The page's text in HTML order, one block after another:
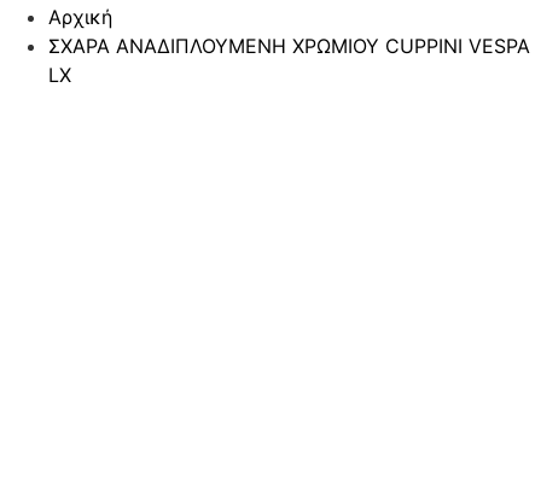
Αρχική
ΣΧΑΡΑ ΑΝΑΔΙΠΛΟΥΜΕΝΗ ΧΡΩΜΙΟΥ CUPPINI VESPA
LX